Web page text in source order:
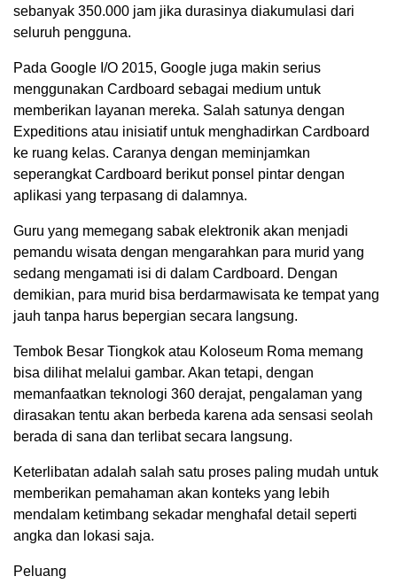
sebanyak 350.000 jam jika durasinya diakumulasi dari
seluruh pengguna.
Pada Google I/O 2015, Google juga makin serius
menggunakan Cardboard sebagai medium untuk
memberikan layanan mereka. Salah satunya dengan
Expeditions atau inisiatif untuk menghadirkan Cardboard
ke ruang kelas. Caranya dengan meminjamkan
seperangkat Cardboard berikut ponsel pintar dengan
aplikasi yang terpasang di dalamnya.
Guru yang memegang sabak elektronik akan menjadi
pemandu wisata dengan mengarahkan para murid yang
sedang mengamati isi di dalam Cardboard. Dengan
demikian, para murid bisa berdarmawisata ke tempat yang
jauh tanpa harus bepergian secara langsung.
Tembok Besar Tiongkok atau Koloseum Roma memang
bisa dilihat melalui gambar. Akan tetapi, dengan
memanfaatkan teknologi 360 derajat, pengalaman yang
dirasakan tentu akan berbeda karena ada sensasi seolah
berada di sana dan terlibat secara langsung.
Keterlibatan adalah salah satu proses paling mudah untuk
memberikan pemahaman akan konteks yang lebih
mendalam ketimbang sekadar menghafal detail seperti
angka dan lokasi saja.
Peluang